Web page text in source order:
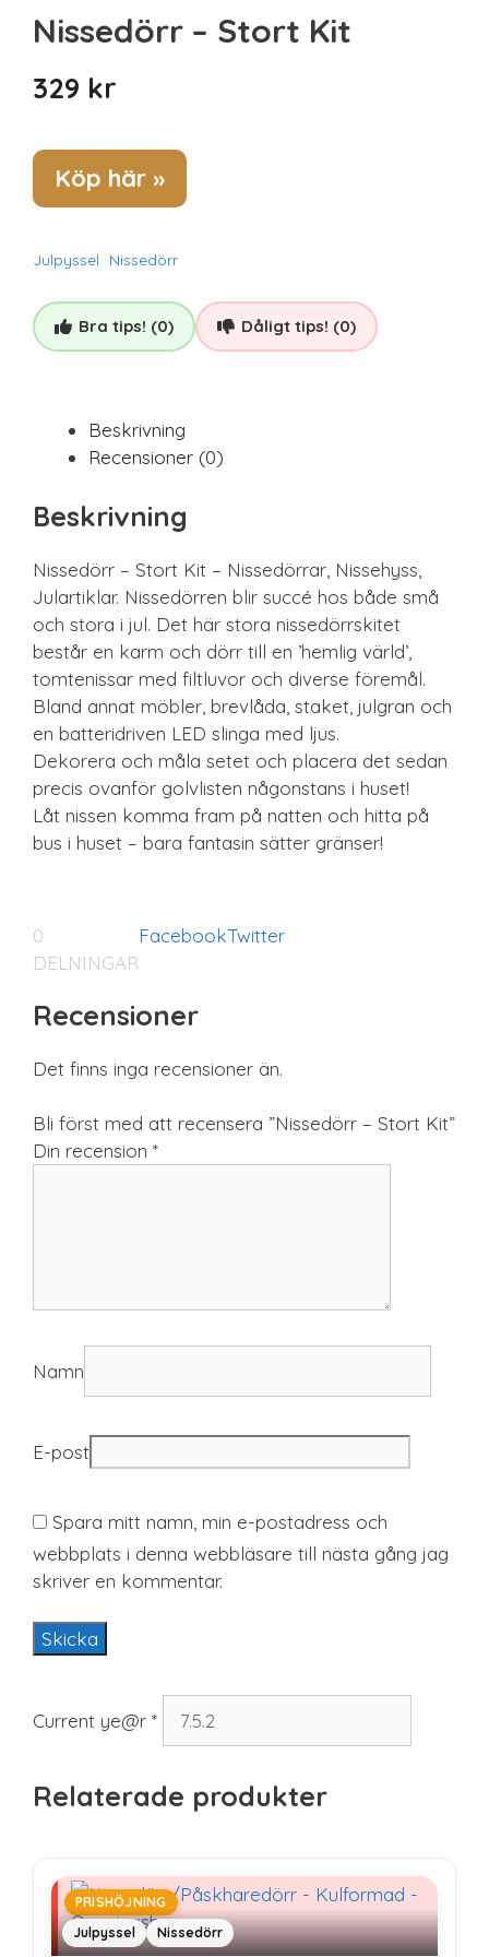
Spel & pussel
Sport & träning
Nissedörr – Stort Kit
329 kr
Köp här »
Julpyssel Nissedörr
Bra tips! (0) Dåligt tips! (0)
Beskrivning
Recensioner (0)
Beskrivning
Nissedörr – Stort Kit – Nissedörrar, Nissehyss,
Julartiklar. Nissedörren blir succé hos både små
och stora i jul. Det här stora nissedörrskitet
består en karm och dörr till en ’hemlig värld’,
tomtenissar med filtluvor och diverse föremål.
Bland annat möbler, brevlåda, staket, julgran och
en batteridriven LED slinga med ljus.
Dekorera och måla setet och placera det sedan
precis ovanför golvlisten någonstans i huset!
Låt nissen komma fram på natten och hitta på
bus i huset – bara fantasin sätter gränser!
0
DELNINGAR
FacebookTwitter
Recensioner
Det finns inga recensioner än.
Bli först med att recensera ”Nissedörr – Stort Kit”
Din recension *
Namn
E-post
Spara mitt namn, min e-postadress och
webbplats i denna webbläsare till nästa gång jag
skriver en kommentar.
Current ye@r *
Relaterade produkter
PRISHÖJNING
Julpyssel
Nissedörr